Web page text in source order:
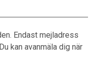
Endast mejladress
kan avanmäla dig när